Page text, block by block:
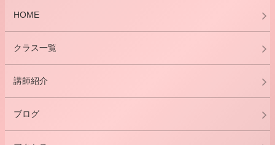
HOME
クラス一覧
講師紹介
ブログ